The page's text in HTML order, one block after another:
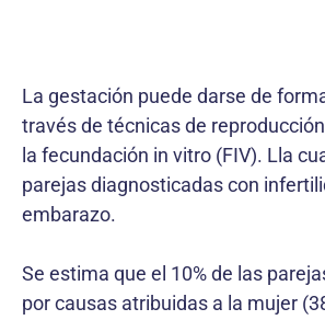
La gestación puede darse de
través de técnicas de
la fecundación in vitro (FIV). Lla
parejas diagnosticadas con
embarazo.
Se estima que el 10% de las
por causas atribuidas a la mujer